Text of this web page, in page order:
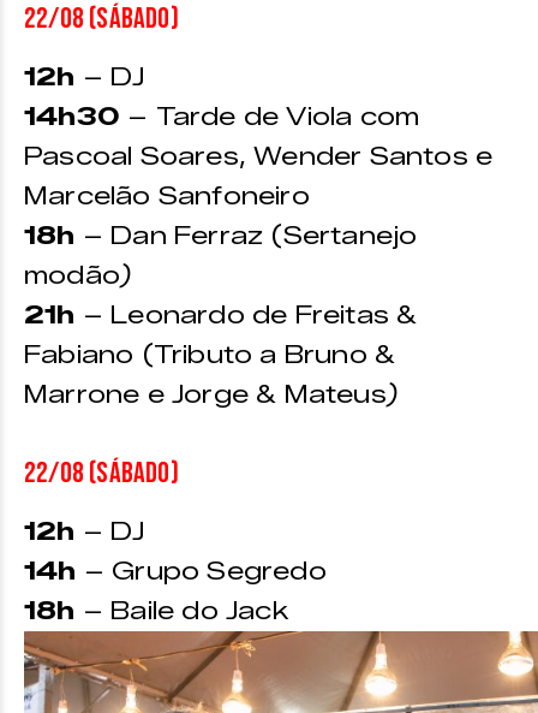
22/08 (sábado)
12h – DJ
14h30 – Tarde de Viola com
Pascoal Soares, Wender Santos e
Marcelão Sanfoneiro
18h – Dan Ferraz (Sertanejo
modão)
21h – Leonardo de Freitas &
Fabiano (Tributo a Bruno &
Marrone e Jorge & Mateus)
22/08 (sábado)
12h – DJ
14h – Grupo Segredo
18h – Baile do Jack